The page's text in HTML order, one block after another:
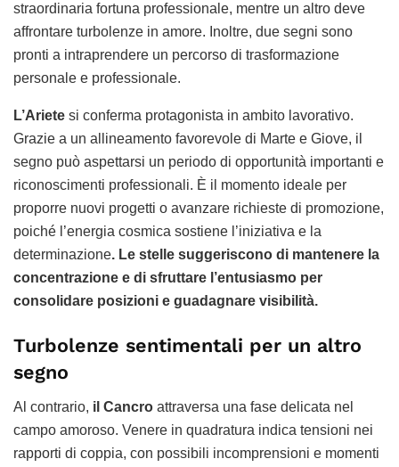
straordinaria fortuna professionale, mentre un altro deve
affrontare turbolenze in amore. Inoltre, due segni sono
pronti a intraprendere un percorso di trasformazione
personale e professionale.
L’Ariete si conferma protagonista in ambito lavorativo.
Grazie a un allineamento favorevole di Marte e Giove, il
segno può aspettarsi un periodo di opportunità importanti e
riconoscimenti professionali. È il momento ideale per
proporre nuovi progetti o avanzare richieste di promozione,
poiché l’energia cosmica sostiene l’iniziativa e la
determinazione. Le stelle suggeriscono di mantenere la
concentrazione e di sfruttare l’entusiasmo per
consolidare posizioni e guadagnare visibilità.
Turbolenze sentimentali per un altro
segno
Al contrario, il Cancro attraversa una fase delicata nel
campo amoroso. Venere in quadratura indica tensioni nei
rapporti di coppia, con possibili incomprensioni e momenti